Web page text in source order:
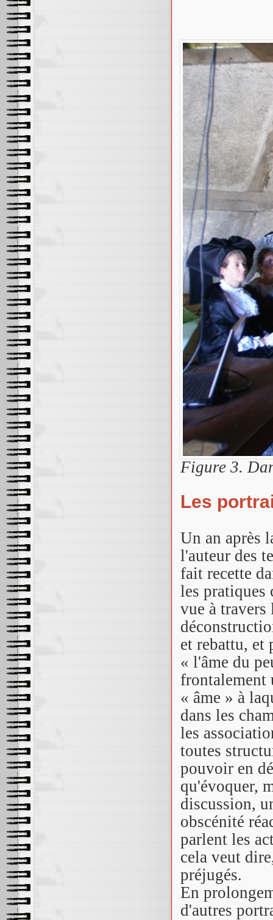
Figure 3.
Les
Un an après
l'auteur des
fait recette
les pratiques
vue à travers
et rebattu,
« l'âme du
frontalement
« âme » à
dans les
les
toutes
pouvoir en
qu'évoquer,
discussion,
obscénité
parlent les
cela veut
préjugés.
En
d'autres